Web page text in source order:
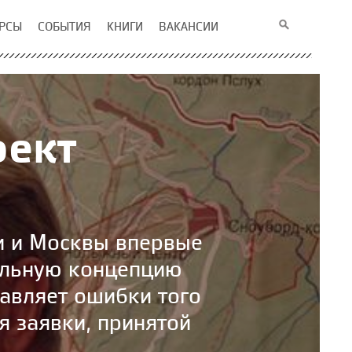
СОБЫТИЯ КНИГИ ВАКАНСИИ
и Москвы впервые
концепцию
ошибки того
принятой